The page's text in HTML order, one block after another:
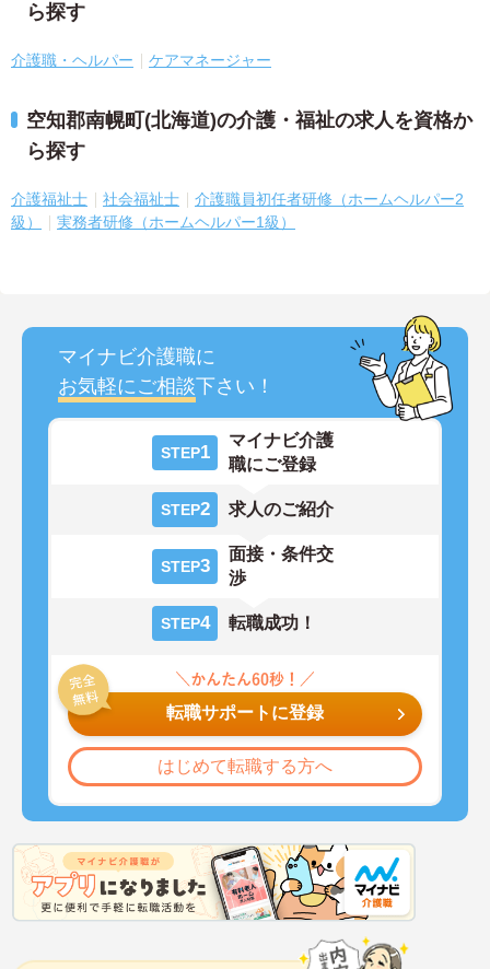
ら探す
介護職・ヘルパー ケアマネージャー
空知郡南幌町(北海道)の介護・福祉の求人を資格か
ら探す
介護福祉士 社会福祉士
介護職員初任者研修（ホームヘルパー2
級）
実務者研修（ホームヘルパー1級）
マイナビ介護職に
お気軽にご相談下さい！
STEP1
マイナビ介護
職にご登録
STEP2 求人のご紹介
STEP3
面接・条件交
渉
STEP4 転職成功！
転職サポートに登録
はじめて転職する方へ